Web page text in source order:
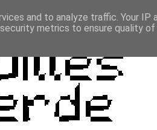
and to analyze traffic. Your IP
metrics to ensure quality